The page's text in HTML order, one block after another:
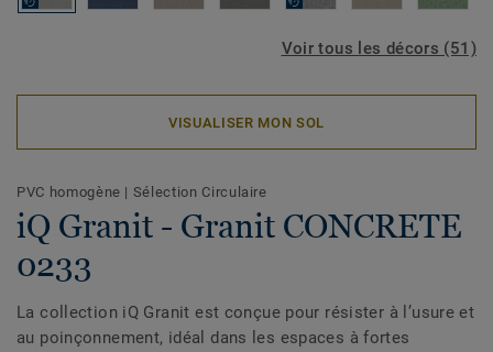
Voir tous les décors (51)
VISUALISER MON SOL
PVC homogène | Sélection Circulaire
iQ Granit - Granit CONCRETE
0233
La collection iQ Granit est conçue pour résister à l’usure et
au poinçonnement, idéal dans les espaces à fortes